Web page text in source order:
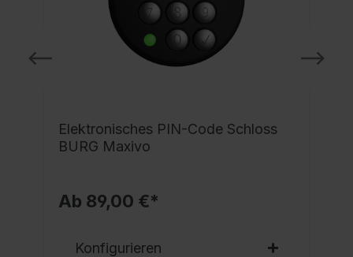
Elektronisches PIN-Code Schloss
BURG Maxivo
Ab 89,00 €*
Konfigurieren